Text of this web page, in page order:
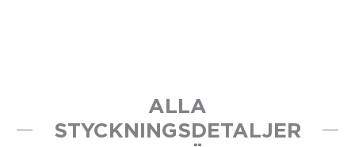
ALLA
STYCKNINGSDETALJER